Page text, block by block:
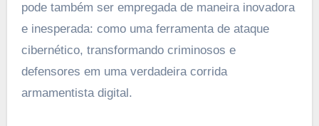
pode também ser empregada de maneira inovadora
e inesperada: como uma ferramenta de ataque
cibernético, transformando criminosos e
defensores em uma verdadeira corrida
armamentista digital.